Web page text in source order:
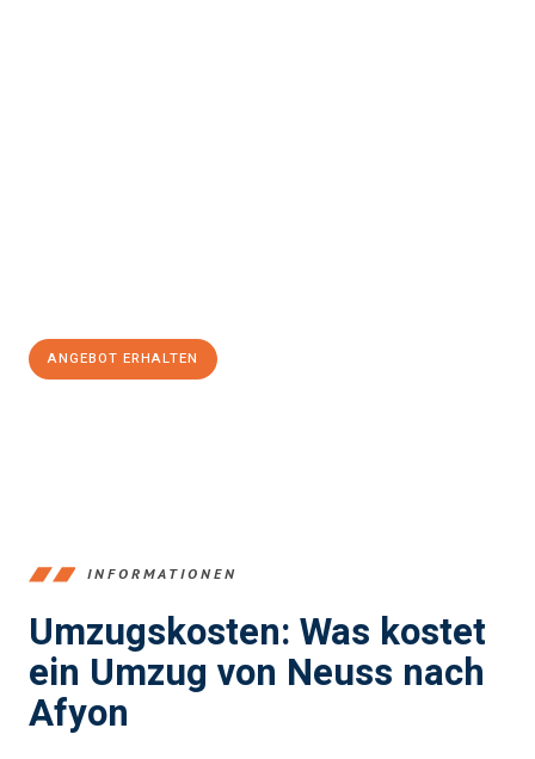
ANGEBOT ERHALTEN
INFORMATIONEN
Umzugskosten: Was kostet
ein Umzug von Neuss nach
Afyon